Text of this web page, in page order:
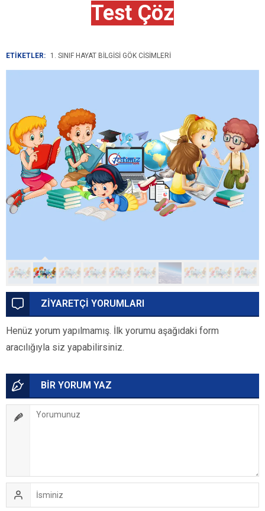
Test Çöz
ETİKETLER: 1. SINIF HAYAT BILGISI GÖK CISIMLERI
ZİYARETÇİ YORUMLARI
Henüz yorum yapılmamış. İlk yorumu aşağıdaki form
aracılığıyla siz yapabilirsiniz.
BİR YORUM YAZ